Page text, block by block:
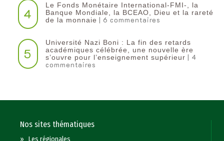
4
Le Fonds Monétaire International-FMI-, la
Banque Mondiale, la BCEAO, Dieu et la rareté
de la monnaie | 6 commentaires
5
Université Nazi Boni : La fin des retards
académiques célébrée, une nouvelle ère
s’ouvre pour l’enseignement supérieur | 4
commentaires
Nos sites thématiques
»Les régionales